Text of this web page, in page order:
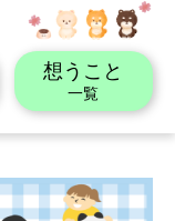
想うこと
一覧